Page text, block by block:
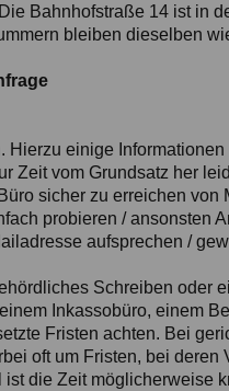
Bahnhofstraße 14 ist in
bleiben dieselben
Hierzu einige
Zeit vom Grundsatz her
sicher zu erreichen von
probieren / ansonsten
aufsprechen /
Schreiben oder
Inkassobüro, einem
Fristen achten. Bei
oft um Fristen, bei deren
die Zeit möglicherweise